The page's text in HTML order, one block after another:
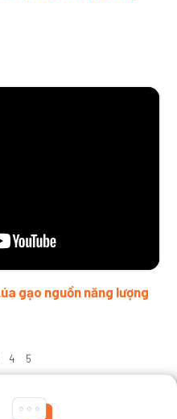
gạo nguồn năng lượng
4 5